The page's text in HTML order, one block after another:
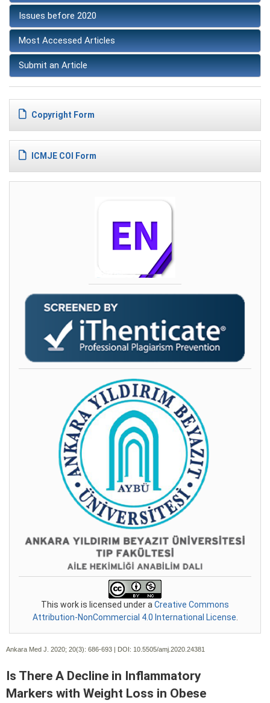
Issues before 2020
Most Accessed Articles
Submit an Article
Copyright Form
ICMJE COI Form
This work is licensed under aCreative Commons
Attribution-NonCommercial 4.0 International License.
Ankara Med J. 2020; 20(3): 686-693 | DOI: 10.5505/amj.2020.24381
Is There A Decline in Inflammatory
Markers with Weight Loss in Obese